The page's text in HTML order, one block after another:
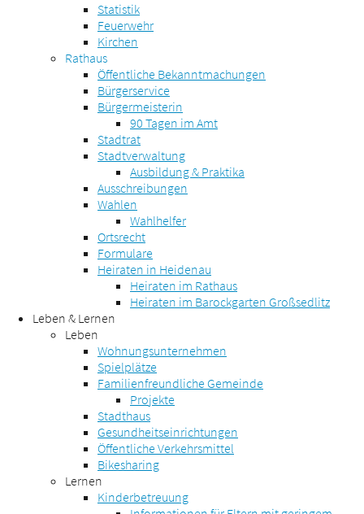
Statistik
Feuerwehr
Kirchen
Rathaus
Öffentliche Bekanntmachungen
Bürgerservice
Bürgermeisterin
90 Tagen im Amt
Stadtrat
Stadtverwaltung
Ausbildung & Praktika
Ausschreibungen
Wahlen
Wahlhelfer
Ortsrecht
Formulare
Heiraten in Heidenau
Heiraten im Rathaus
Heiraten im Barockgarten Großsedlitz
Leben & Lernen
Leben
Wohnungsunternehmen
Spielplätze
Familienfreundliche Gemeinde
Projekte
Stadthaus
Gesundheitseinrichtungen
Öffentliche Verkehrsmittel
Bikesharing
Lernen
Kinderbetreuung